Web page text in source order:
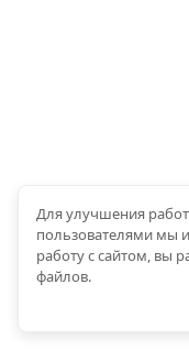
Для улучшения
пользователями мы
работу с сайтом, вы
файлов.